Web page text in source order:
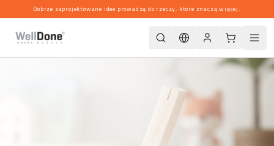
Dobrze zaprojektowane idee prowadzą do rzeczy, które znaczą więcej.